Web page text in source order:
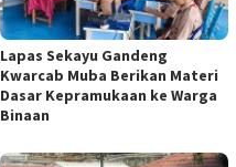
Lapas Sekayu Gandeng
Kwarcab Muba Berikan Materi
Dasar Kepramukaan ke Warga
Binaan